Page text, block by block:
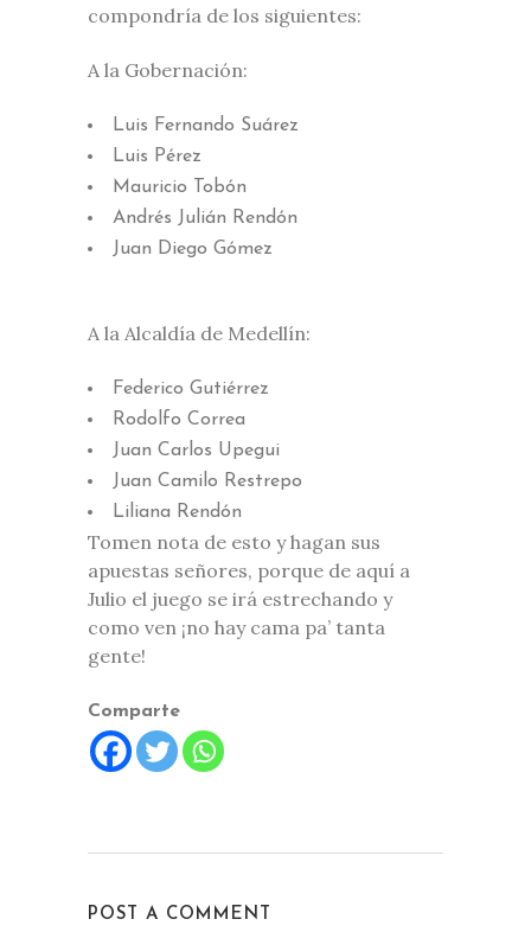
compondría de los siguientes:
A la Gobernación:
Luis Fernando Suárez
Luis Pérez
Mauricio Tobón
Andrés Julián Rendón
Juan Diego Gómez
A la Alcaldía de Medellín:
Federico Gutiérrez
Rodolfo Correa
Juan Carlos Upegui
Juan Camilo Restrepo
Liliana Rendón
Tomen nota de esto y hagan sus
apuestas señores, porque de aquí a
Julio el juego se irá estrechando y
como ven ¡no hay cama pa’ tanta
gente!
Comparte
POST A COMMENT